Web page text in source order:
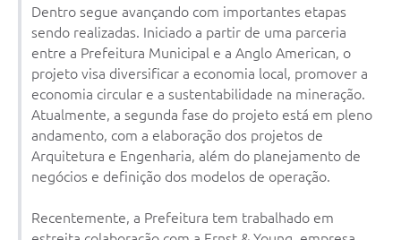
Notificações de Penalidades – Decisões
Notificações Ambientais
Notificações Obras e Posturas
Conselho Municipal de Conservação e Defesa do
Meio Ambiente-CODEMA
Galeria de Fotos
Contratos
Dentro segue avançando com importantes etapas
sendo realizadas. Iniciado a partir de uma parceria
entre a Prefeitura Municipal e a Anglo American, o
projeto visa diversificar a economia local, promover a
economia circular e a sustentabilidade na mineração.
Atualmente, a segunda fase do projeto está em pleno
andamento, com a elaboração dos projetos de
Arquitetura e Engenharia, além do planejamento de
negócios e definição dos modelos de operação.
Recentemente, a Prefeitura tem trabalhado em